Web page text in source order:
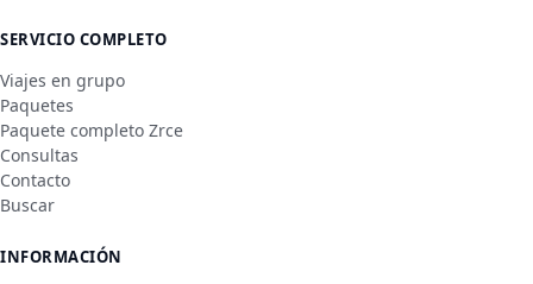
SERVICIO COMPLETO
Viajes en grupo
Paquetes
Paquete completo Zrce
Consultas
Contacto
Buscar
INFORMACIÓN